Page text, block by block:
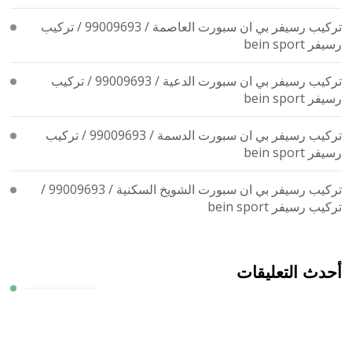
تركيب رسيفر بي ان سبورت العاصمة / 99009693 / تركيب
رسيفر bein sport
تركيب رسيفر بي ان سبورت الدعية / 99009693 / تركيب
رسيفر bein sport
تركيب رسيفر بي ان سبورت الدسمة / 99009693 / تركيب
رسيفر bein sport
تركيب رسيفر بي ان سبورت الشويخ السكنية / 99009693 /
تركيب رسيفر bein sport
أحدث التعليقات